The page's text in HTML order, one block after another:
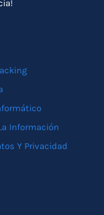
Información
Y Privacidad